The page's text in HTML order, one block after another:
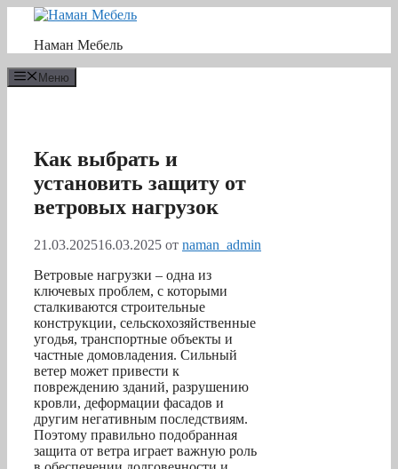
Перейти
содержимому
Наман Мебель
Меню
Как выбрать и
установить защиту от
ветровых нагрузок
21.03.202516.03.2025 от naman_admin
Ветровые нагрузки – одна из
ключевых проблем, с которыми
сталкиваются строительные
конструкции, сельскохозяйственные
угодья, транспортные объекты и
частные домовладения. Сильный
ветер может привести к
повреждению зданий, разрушению
кровли, деформации фасадов и
другим негативным последствиям.
Поэтому правильно подобранная
защита от ветра играет важную роль